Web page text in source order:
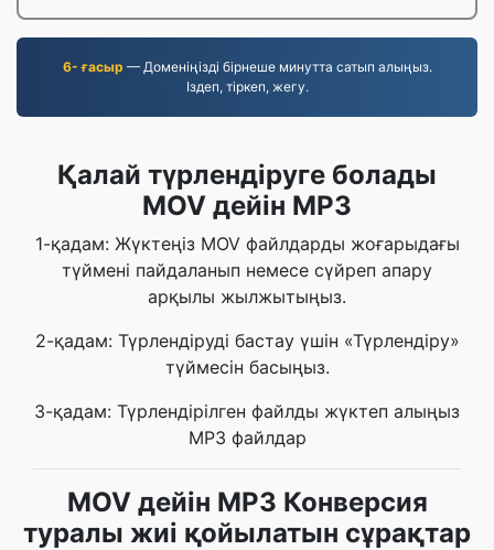
6- ғасыр — Доменіңізді бірнеше минутта сатып алыңыз.
Іздеп, тіркеп, жегу.
Қалай түрлендіруге болады
MOV дейін MP3
1-қадам: Жүктеңіз MOV файлдарды жоғарыдағы
түймені пайдаланып немесе сүйреп апару
арқылы жылжытыңыз.
2-қадам: Түрлендіруді бастау үшін «Түрлендіру»
түймесін басыңыз.
3-қадам: Түрлендірілген файлды жүктеп алыңыз
MP3 файлдар
MOV дейін MP3 Конверсия
туралы жиі қойылатын сұрақтар